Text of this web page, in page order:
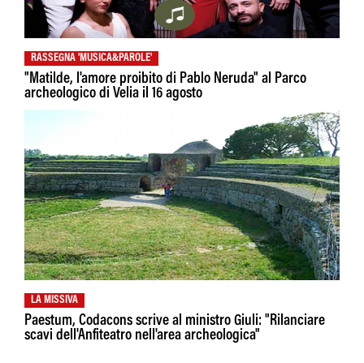
RASSEGNA 'MUSICA&PAROLE'
"Matilde, l'amore proibito di Pablo Neruda" al Parco
archeologico di Velia il 16 agosto
LA MISSIVA
Paestum, Codacons scrive al ministro Giuli: "Rilanciare
scavi dell'Anfiteatro nell'area archeologica"